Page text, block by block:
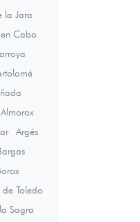
la Jara
Cabo
Almorox
Argés
de Toledo
Sagra